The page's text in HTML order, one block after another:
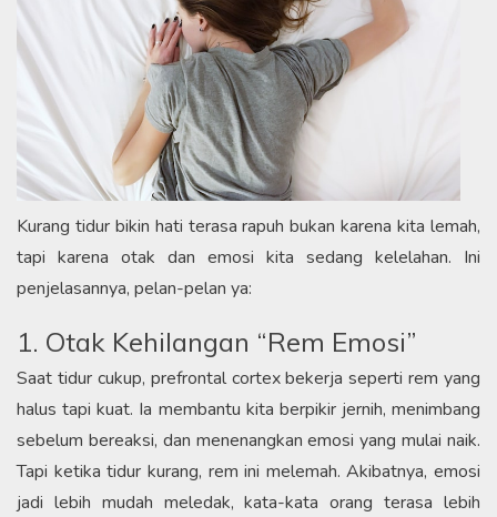
Kurang tidur bikin hati terasa rapuh bukan karena kita lemah,
tapi karena otak dan emosi kita sedang kelelahan. Ini
penjelasannya, pelan-pelan ya:
1. Otak Kehilangan “Rem Emosi”
Saat tidur cukup, prefrontal cortex bekerja seperti rem yang
halus tapi kuat. Ia membantu kita berpikir jernih, menimbang
sebelum bereaksi, dan menenangkan emosi yang mulai naik.
Tapi ketika tidur kurang, rem ini melemah. Akibatnya, emosi
jadi lebih mudah meledak, kata-kata orang terasa lebih